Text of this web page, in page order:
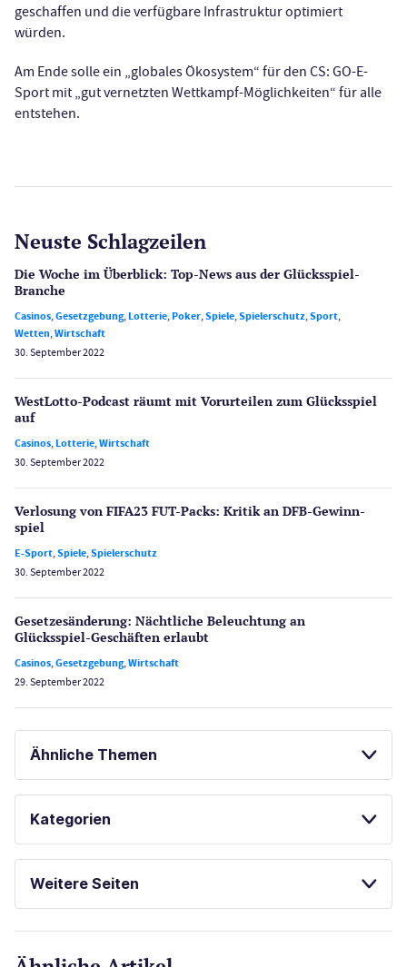
geschaffen und die verfügbare Infrastruktur optimiert
würden.
Am Ende solle ein „globales Ökosystem“ für den CS: GO-E-
Sport mit „gut vernetzten Wettkampf-Möglichkeiten“ für alle
entstehen.
Neuste Schlagzeilen
Die Woche im Überblick: Top-News aus der Glücksspiel-
Branche
Casinos,Gesetzgebung,Lotterie,Poker,Spiele,Spielerschutz,Sport,
Wetten,Wirtschaft
30. September 2022
WestLotto-Podcast räumt mit Vorurteilen zum Glücksspiel
auf
Casinos,Lotterie,Wirtschaft
30. September 2022
Verlosung von FIFA23 FUT-Packs: Kritik an DFB-Gewinn­
spiel
E-Sport,Spiele,Spielerschutz
30. September 2022
Gesetzes­änderung: Nächtliche Beleuch­tung an
Glücksspiel-Geschäften erlaubt
Casinos,Gesetzgebung,Wirtschaft
29. September 2022
Ähnliche Themen
SPIELAUTOMATEN ONLINE SPIELEN
KOSTENLOSE SPIELE
Kategorien
Weitere Seiten
CasinoOnline.de